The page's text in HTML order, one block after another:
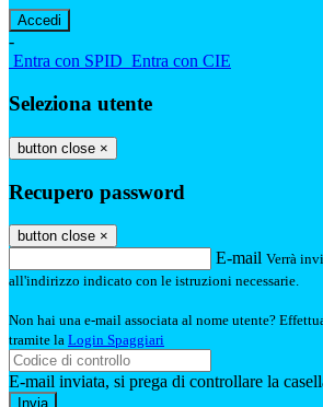
-
Entra con SPID Entra con CIE
Seleziona utente
button close ×
Recupero password
button close ×
E-mail Verrà
all'indirizzo indicato con le istruzioni necessarie.
Non hai una e-mail associata al nome utente?
tramite la Login Spaggiari
E-mail inviata, si prega di controllare la